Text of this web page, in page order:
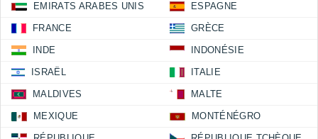
EMIRATS ARABES UNIS ESPAGNE
FRANCE GRÈCE
INDE INDONÉSIE
ISRAËL ITALIE
MALDIVES MALTE
MEXIQUE MONTÉNÉGRO